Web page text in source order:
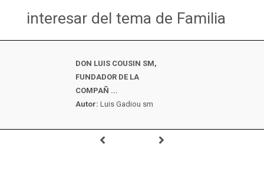
interesar del tema de Familia
DON LUIS COUSIN SM,
FUNDADOR DE LA
COMPAÑ ...
Autor: Luis Gadiou sm